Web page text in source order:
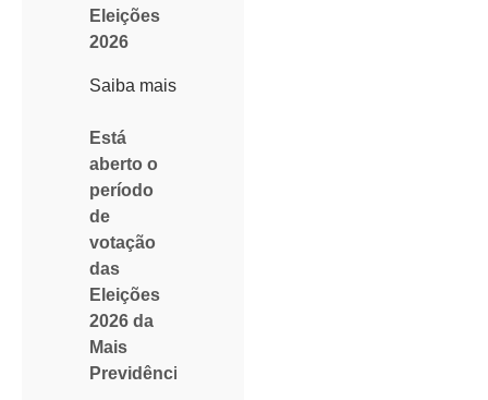
Eleições
2026
Saiba mais
Está
aberto o
período
de
votação
das
Eleições
2026 da
Mais
Previdência